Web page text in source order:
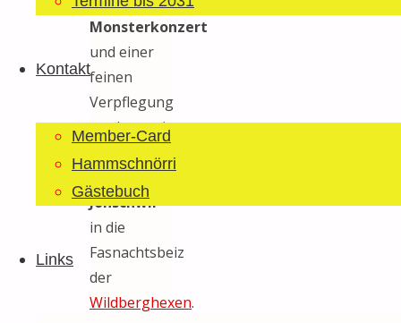
Kontakt
Member-Card
Hammschnörri
Gästebuch
Links
Monsterkonzert
und einer
feinen
Verpflegung
machten wir
auf nach
Jonschwil
in die
Fasnachtsbeiz
der
Wildberghexen.